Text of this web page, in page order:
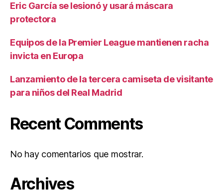
Eric García se lesionó y usará máscara
protectora
Equipos de la Premier League mantienen racha
invicta en Europa
Lanzamiento de la tercera camiseta de visitante
para niños del Real Madrid
Recent Comments
No hay comentarios que mostrar.
Archives